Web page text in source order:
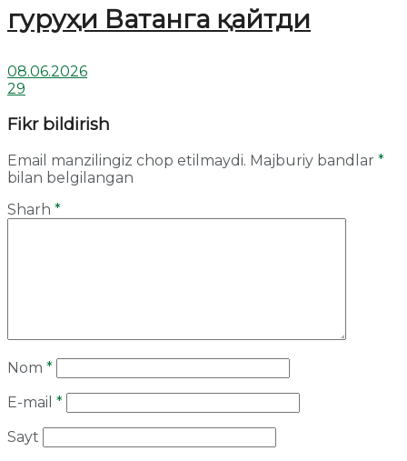
гуруҳи Ватанга қайтди
08.06.2026
29
Fikr bildirish
Email manzilingiz chop etilmaydi. Majburiy bandlar *
bilan belgilangan
Sharh *
Nom *
E-mail *
Sayt